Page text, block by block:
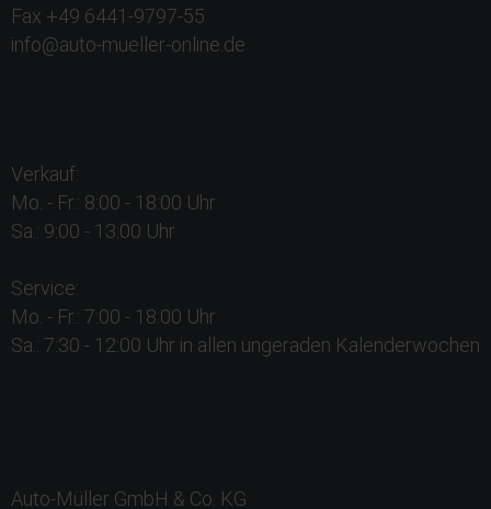
Fax +49 6441-9797-55
info@auto-mueller-online.de
Verkauf:
Mo. - Fr.: 8:00 - 18:00 Uhr
Sa.: 9:00 - 13:00 Uhr
Service:
Mo. - Fr.: 7:00 - 18:00 Uhr
Sa.: 7:30 - 12:00 Uhr in allen ungeraden Kalenderwochen
Auto-Müller GmbH & Co. KG